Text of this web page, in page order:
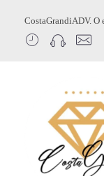
CostaGrandiADV.